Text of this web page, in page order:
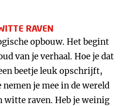
RAVEN
opbouw. Het begint
van je verhaal. Hoe je dat
beetje leuk opschrijft,
nemen je mee in de wereld
witte raven. Heb je weinig